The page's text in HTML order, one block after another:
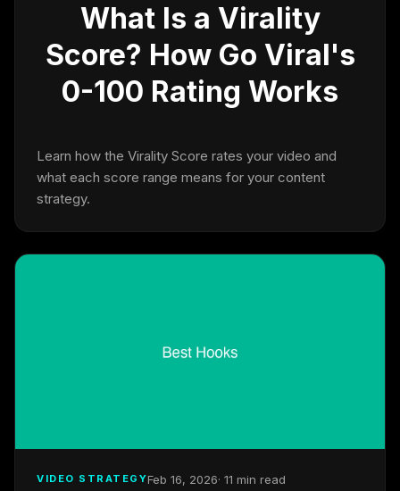
What Is a Virality
Score? How Go Viral's
0-100 Rating Works
Learn how the Virality Score rates your video and
what each score range means for your content
strategy.
VIDEO STRATEGYFeb 16, 2026· 11 min read